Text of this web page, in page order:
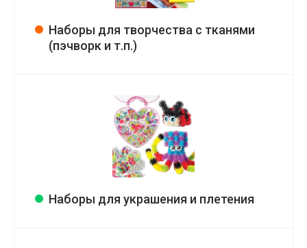
Наборы для творчества с тканями
(пэчворк и т.п.)
Наборы для украшения и плетения